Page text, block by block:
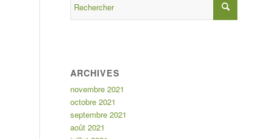
ARCHIVES
novembre 2021
octobre 2021
septembre 2021
août 2021